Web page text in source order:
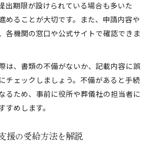
出期限が設けられている場合も多いた
めることが大切です。また、申請内容や
各機関の窓口や公式サイトで確認できま
は、書類の不備がないか、記載内容に誤
チェックしましょう。不備があると手続
るため、事前に役所や葬儀社の担当者に
すめします。
援の受給方法を解説